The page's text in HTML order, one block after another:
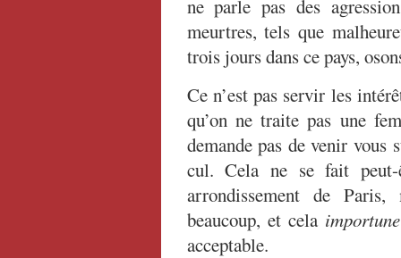
ne parle pas des
meurtres, tels que
trois jours dans ce pays,
Ce n’est pas servir les
qu’on ne traite pas une
demande pas de venir vous
cul. Cela ne se fait
arrondissement de
beaucoup, et cela importune
acceptable.